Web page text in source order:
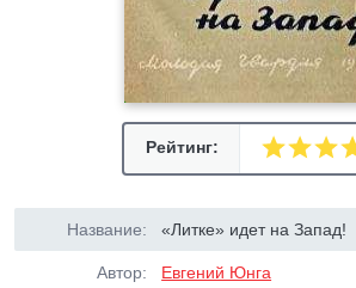
Рейтинг:
Название: «Литке» идет на Запад!
Автор: Евгений Юнга